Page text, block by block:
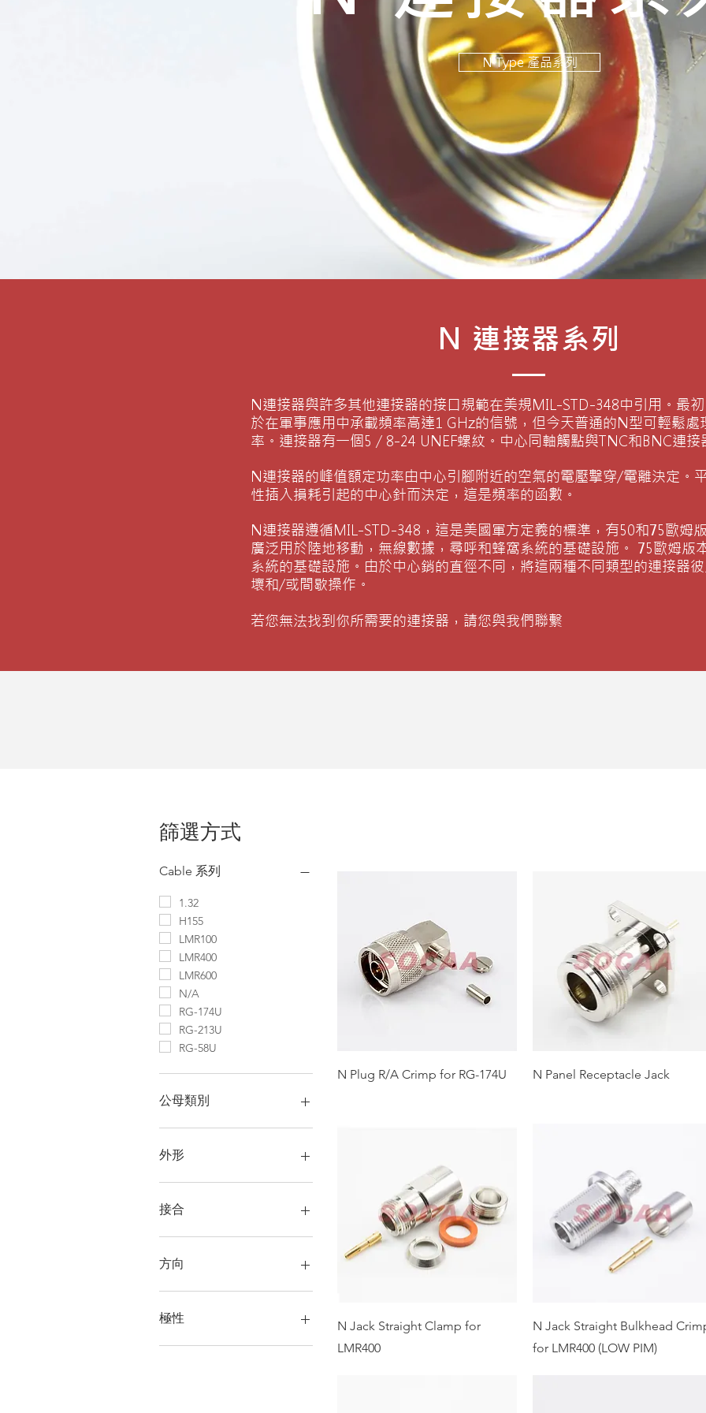
N Type 產品系列
N 連接器系列
N連接器與許多其他連接器的接口規範在美規MIL-STD-348中引用。最
於在軍事應用中承載頻率高達1 GHz的信號，但今天普通的N型可輕鬆處
率。連接器有一個5 / 8-24 UNEF螺紋。中心同軸觸點與TNC和BNC連接
N連接器的峰值額定功率由中心引腳附近的空氣的電壓擊穿/電離決定。
性插入損耗引起的中心針而決定，這是頻率的函數。
N連接器遵循MIL-STD-348，這是美國軍方定義的標準，有50和75歐姆
廣泛用於陸地移動，無線數據，尋呼和蜂窩系統的基礎設施。 75歐姆版
系統的基礎設施。由於中心銷的直徑不同，將這兩種不同類型的連接器
壞和/或間歇操作。
​若您無法找到你所需要的連接器，請您與我們聯繫
篩選方式
Cable 系列
1.32
H155
LMR100
LMR400
LMR600
N/A
RG-174U
RG-213U
RG-58U
公母類別
Jack / Female
Plug / Male
外形
Bulkhead
Free Hanging
接合
Clamp
Crimp
方向
Right Angle
Straight
極性
正極性
N Plug R/A Crimp for RG-174U N Panel Receptacle Jack
N Jack Straight Clamp for
LMR400
N Jack Straight Bulkhead
for LMR400 (LOW PIM)